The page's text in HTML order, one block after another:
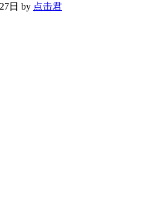
日 by 点击君